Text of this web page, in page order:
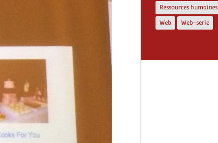
Ressources humaines
Web Web-serie